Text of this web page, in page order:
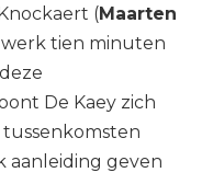
(Maarten
tien minuten
De Kaey zich
aanleiding geven